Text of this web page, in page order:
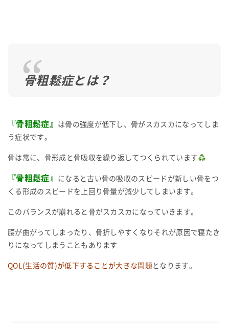
骨粗鬆症とは？
『骨粗鬆症』
は骨の強度が低下し、骨がスカスカになってしま
う症状です。
骨は常に、骨形成と骨吸収を繰り返してつくられています
『骨粗鬆症』
になると古い骨の吸収のスピードが新しい骨をつ
くる形成のスピードを上回り骨量が減少してしまいます。
このバランスが崩れると骨がスカスカになっていきます。
腰が曲がってしまったり、骨折しやすくなりそれが原因で寝たき
りになってしまうこともあります
QOL(生活の質)が低下することが大きな問題 となります。